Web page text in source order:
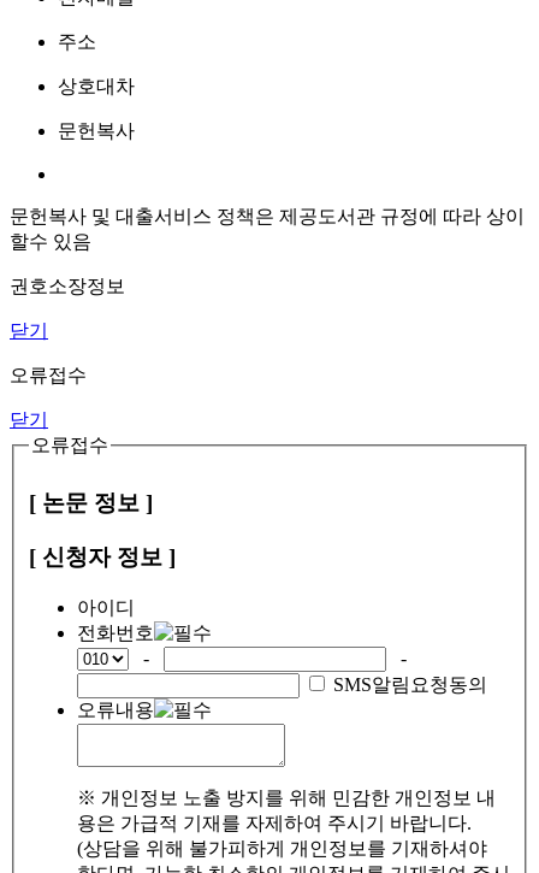
주소
상호대차
문헌복사
문헌복사 및 대출서비스 정책은 제공도서관 규정에 따라 상이
할수 있음
권호소장정보
닫기
오류접수
닫기
오류접수
[ 논문 정보 ]
[ 신청자 정보 ]
아이디
전화번호
-
-
SMS알림요청동의
오류내용
※ 개인정보 노출 방지를 위해 민감한 개인정보 내
용은 가급적 기재를 자제하여 주시기 바랍니다.
(상담을 위해 불가피하게 개인정보를 기재하셔야